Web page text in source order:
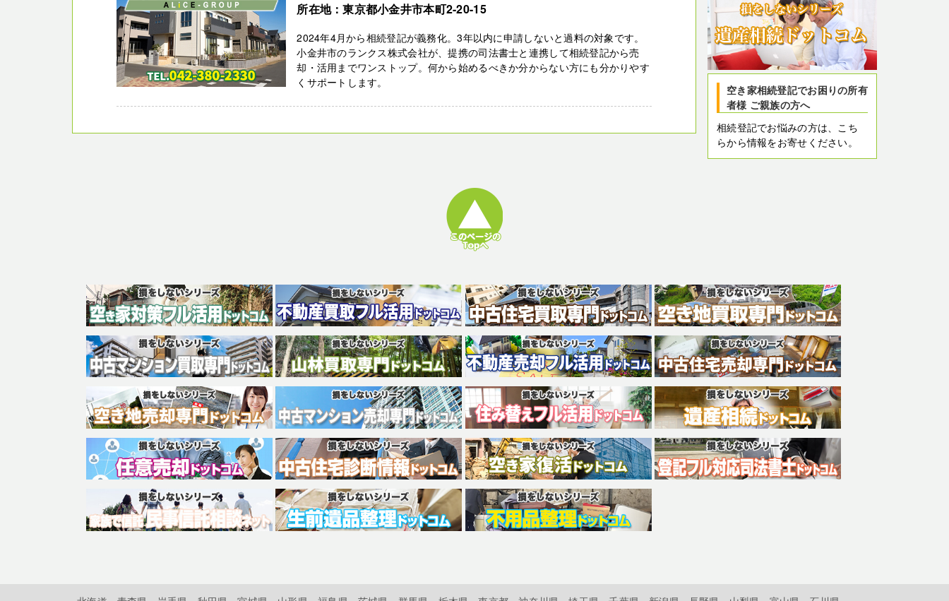
所在地：東京都小金井市本町2-20-15
2024年4月から相続登記が義務化。3年以内に申請しないと過料の対象です。
小金井市のランクス株式会社が、提携の司法書士と連携して相続登記から売
却・活用までワンストップ。何から始めるべきか分からない方にも分かりやす
くサポートします。
空き家相続登記でお困りの所有
者様 ご親族の方へ
相続登記でお悩みの方は、こち
らから情報をお寄せください。